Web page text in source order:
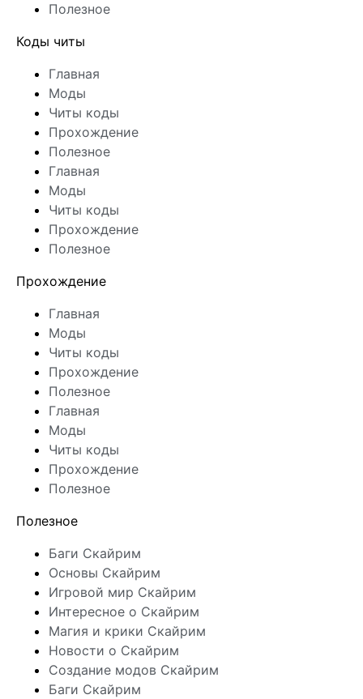
Полезное
Коды читы
Главная
Моды
Читы коды
Прохождение
Полезное
Главная
Моды
Читы коды
Прохождение
Полезное
Прохождение
Главная
Моды
Читы коды
Прохождение
Полезное
Главная
Моды
Читы коды
Прохождение
Полезное
Полезное
Баги Скайрим
Основы Скайрим
Игровой мир Скайрим
Интересное о Скайрим
Магия и крики Скайрим
Новости о Скайрим
Создание модов Скайрим
Баги Скайрим